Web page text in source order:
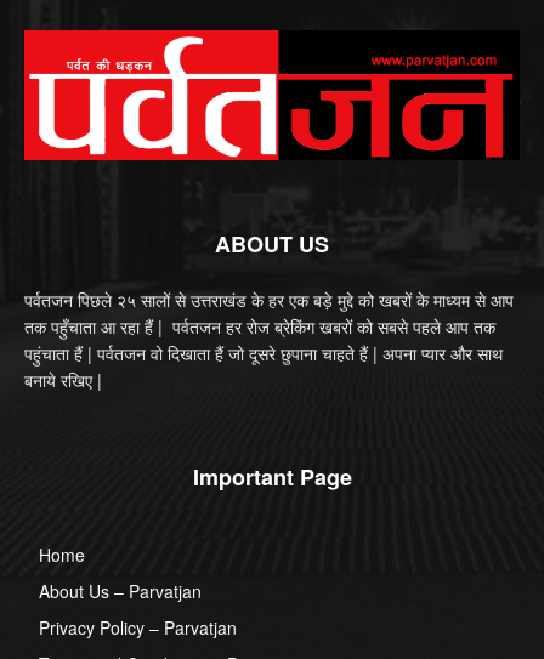
ABOUT US
पर्वतजन पिछले २५ सालों से उत्तराखंड के हर एक बड़े मुद्दे को खबरों के माध्यम से आप
तक पहुँचाता आ रहा हैं | पर्वतजन हर रोज ब्रेकिंग खबरों को सबसे पहले आप तक
पहुंचाता हैं | पर्वतजन वो दिखाता हैं जो दूसरे छुपाना चाहते हैं | अपना प्यार और साथ
बनाये रखिए |
Important Page
Home
About Us – Parvatjan
Privacy Policy – Parvatjan